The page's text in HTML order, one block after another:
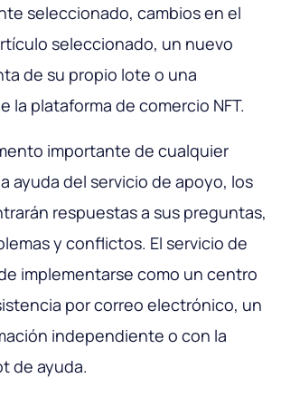
seleccionado, cambios en el
seleccionado, un nuevo
de su propio lote o una
la plataforma de comercio NFT.
importante de cualquier
ayuda del servicio de apoyo, los
respuestas a sus preguntas,
y conflictos. El servicio de
implementarse como un centro
por correo electrónico, un
independiente o con la
de ayuda.